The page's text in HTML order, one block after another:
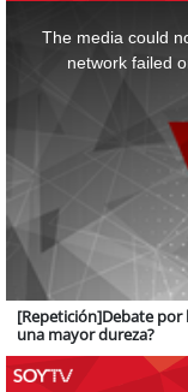
The media could
network failed
[Repetición]Debate por
una mayor dureza?